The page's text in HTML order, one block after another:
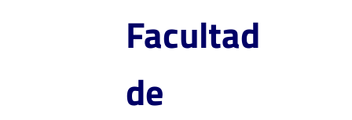
Facultad
de